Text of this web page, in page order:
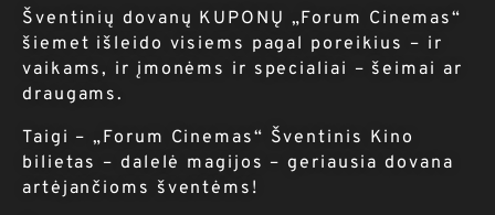
Šventinių dovanų KUPONŲ „Forum Cinemas“
šiemet išleido visiems pagal poreikius – ir
vaikams, ir įmonėms ir specialiai – šeimai ar
draugams.
Taigi – „Forum Cinemas“ Šventinis Kino
bilietas – dalelė magijos – geriausia dovana
artėjančioms šventėms!